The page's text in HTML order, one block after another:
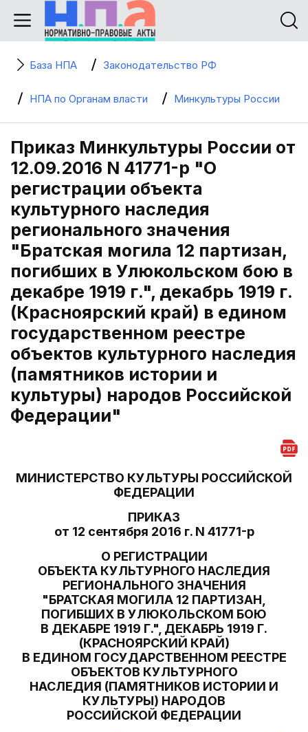
База НПА Законодательство РФ
НПА по Органам власти Минкультуры России
Приказ Минкультуры России от
12.09.2016 N 41771-р "О
регистрации объекта
культурного наследия
регионального значения
"Братская могила 12 партизан,
погибших в Улюкольском бою в
декабре 1919 г.", декабрь 1919 г.
(Красноярский край) в едином
государственном реестре
объектов культурного наследия
(памятников истории и
культуры) народов Российской
Федерации"
МИНИСТЕРСТВО КУЛЬТУРЫ РОССИЙСКОЙ
ФЕДЕРАЦИИ
ПРИКАЗ
от 12 сентября 2016 г. N 41771-р
О РЕГИСТРАЦИИ
ОБЪЕКТА КУЛЬТУРНОГО НАСЛЕДИЯ
РЕГИОНАЛЬНОГО ЗНАЧЕНИЯ
"БРАТСКАЯ МОГИЛА 12 ПАРТИЗАН,
ПОГИБШИХ В УЛЮКОЛЬСКОМ БОЮ
В ДЕКАБРЕ 1919 Г.", ДЕКАБРЬ 1919 Г.
(КРАСНОЯРСКИЙ КРАЙ)
В ЕДИНОМ ГОСУДАРСТВЕННОМ РЕЕСТРЕ
ОБЪЕКТОВ КУЛЬТУРНОГО
НАСЛЕДИЯ (ПАМЯТНИКОВ ИСТОРИИ И
КУЛЬТУРЫ) НАРОДОВ
РОССИЙСКОЙ ФЕДЕРАЦИИ